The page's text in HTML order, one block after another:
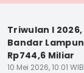
Triwulan I
Bandar
Rp744,6 Miliar
10 Mei 2026, 10:01 WIB